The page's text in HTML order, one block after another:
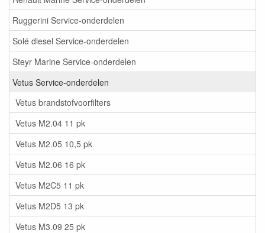
Ruggerini Service-onderdelen
Solé diesel Service-onderdelen
Steyr Marine Service-onderdelen
Vetus Service-onderdelen
Vetus brandstofvoorfilters
Vetus M2.04 11 pk
Vetus M2.05 10,5 pk
Vetus M2.06 16 pk
Vetus M2C5 11 pk
Vetus M2D5 13 pk
Vetus M3.09 25 pk